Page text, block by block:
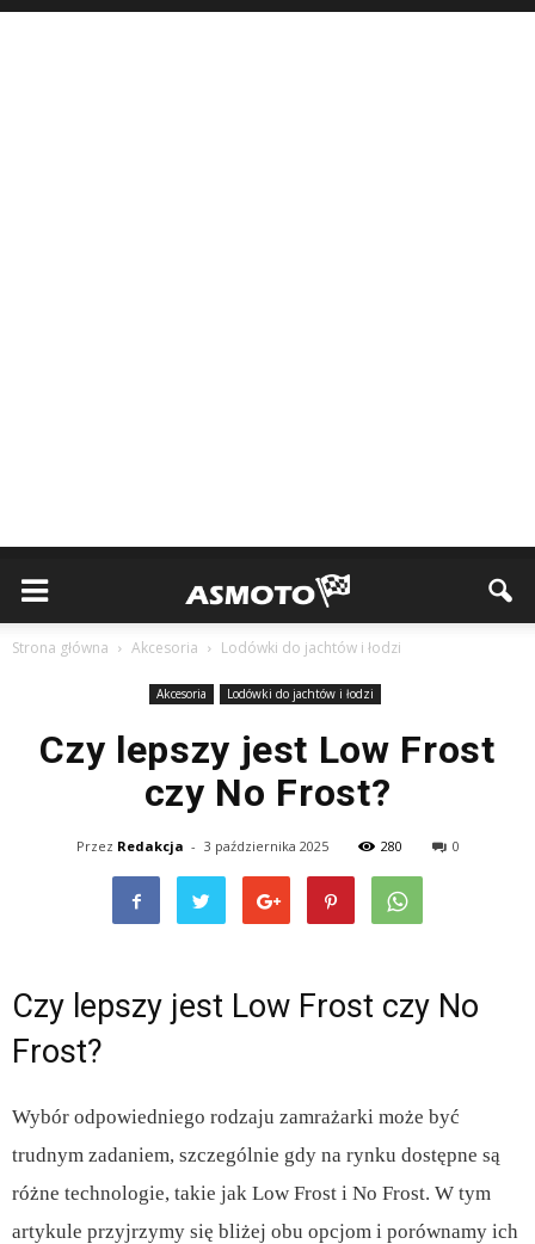
Strona główna Akcesoria Lodówki do jachtów i łodzi
Akcesoria Lodówki do jachtów i łodzi
Czy lepszy jest Low Frost
czy No Frost?
Przez Redakcja - 3 października 2025 280 0
Czy lepszy jest Low Frost czy No
Frost?
Wybór odpowiedniego rodzaju zamrażarki może być
trudnym zadaniem, szczególnie gdy na rynku dostępne są
różne technologie, takie jak Low Frost i No Frost. W tym
artykule przyjrzymy się bliżej obu opcjom i porównamy ich